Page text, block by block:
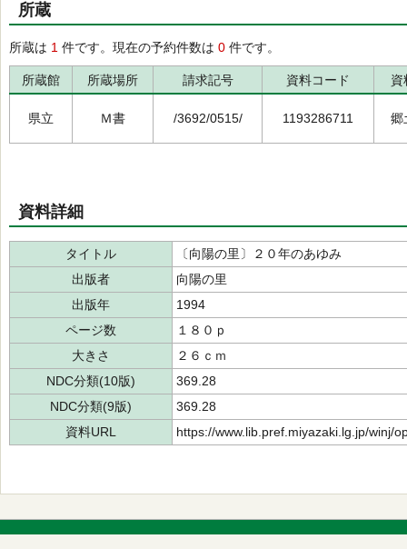
所蔵
所蔵は 1 件です。現在の予約件数は 0 件です。
所蔵館 所蔵場所 請求記号 資料コード 資
県立 Ｍ書 /3692/0515/ 1193286711 郷
資料詳細
タイトル
〔向陽の里〕２０年のあゆみ
出版者
向陽の里
出版年
1994
ページ数
１８０ｐ
大きさ
２６ｃｍ
NDC分類(10版)
369.28
NDC分類(9版)
369.28
資料URL
https://www.lib.pref.miyazaki.lg.jp/winj/